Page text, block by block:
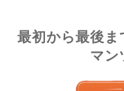
最初から最後ま
マン